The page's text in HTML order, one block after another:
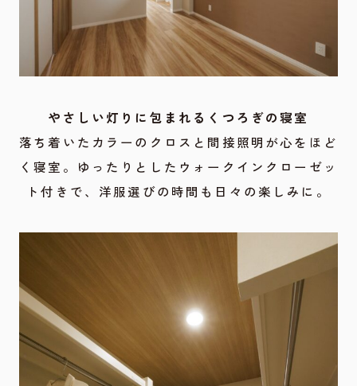
やさしい灯りに包まれるくつろぎの寝室
落ち着いたカラーのクロスと間接照明が心をほど
く寝室。ゆったりとしたウォークインクローゼッ
ト付きで、洋服選びの時間も日々の楽しみに。